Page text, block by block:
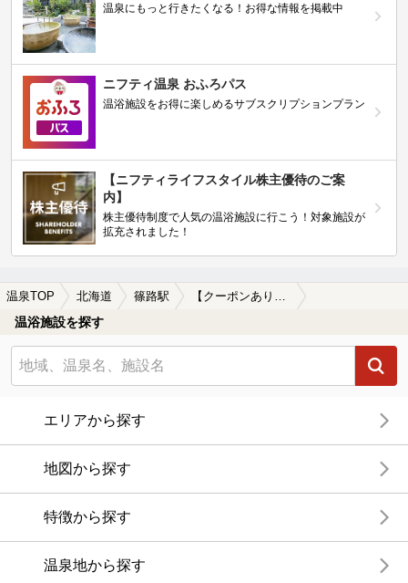
温泉にもっと行きたくなる！お得な情報を掲載中
ニフティ温泉 おふろパス
温浴施設をお得に楽しめるサブスクリプションプラン
【ニフティライフスタイル株主優待のご案
内】
株主優待制度で人気の温浴施設に行こう！対象施設が
拡充されました！
温泉TOP 北海道 篠路駅
温浴施設を探す
エリアから探す
地図から探す
特徴から探す
温泉地から探す